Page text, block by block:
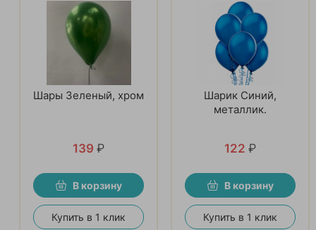
Шары Зеленый, хром
139 ₽
В корзину
Купить в 1 клик
Шарик Синий,
металлик.
122 ₽
В корзину
Купить в 1 клик